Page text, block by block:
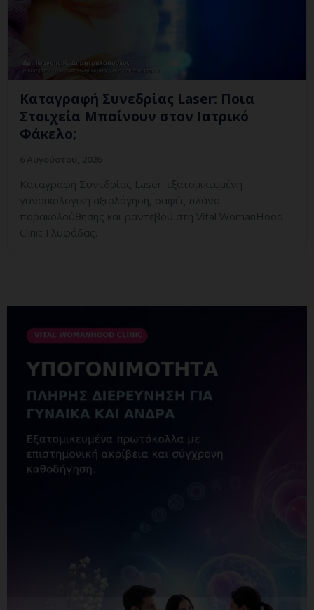
Καταγραφή Συνεδρίας Laser: Ποια
Στοιχεία Μπαίνουν στον Ιατρικό
Φάκελο;
Καταγραφή Συνεδρίας Laser: εξατομικευμένη
γυναικολογική αξιολόγηση, σαφές πλάνο
παρακολούθησης και ραντεβού στη Vital WomanHood
Clinic Γλυφάδας.